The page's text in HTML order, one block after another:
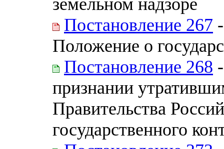
Постановление 267
Положение о
Постановление 268
признании
Правительства
государственного